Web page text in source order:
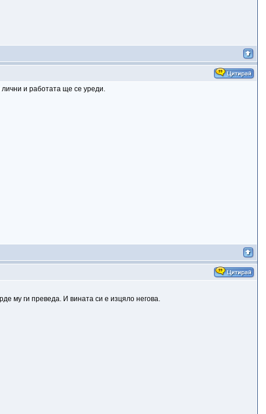
и работата ще се уреди.
му ги преведа. И вината си е изцяло негова.